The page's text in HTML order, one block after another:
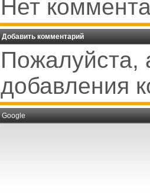
Нет
Добавить комментарий
Пожалуйста,
добавления
Google